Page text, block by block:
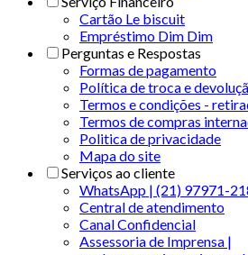
Cartão Le biscuit
Empréstimo Dim Dim
Perguntas e Respostas
Formas de pagamento
Política de troca e
Termos e condições -
Termos de compras
Politica de privacidade
Mapa do site
Serviços ao cliente
WhatsApp | (21) 97971-
Central de atendimento
Canal Confidencial
Assessoria de Imprensa |